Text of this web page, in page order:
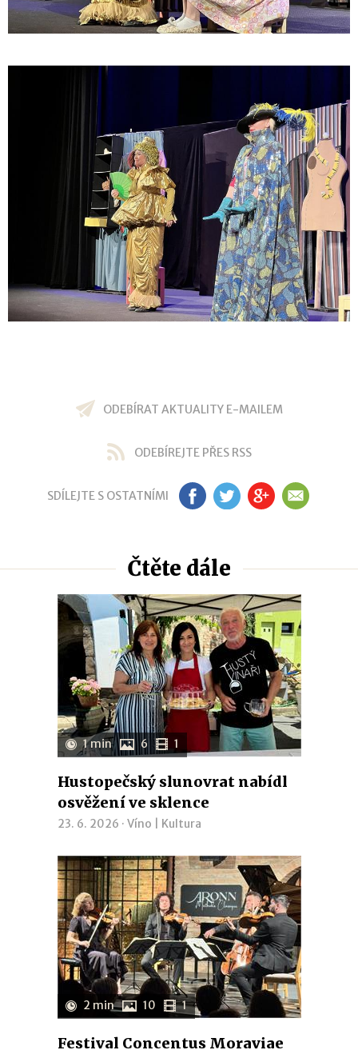
ODEBÍRAT AKTUALITY E-MAILEM
ODEBÍREJTE PŘES RSS
SDÍLEJTE S OSTATNÍMI FB TW GP EM
Čtěte dále
1 min 6 1
Hustopečský slunovrat nabídl
osvěžení ve sklence
23. 6. 2026 · Víno Kultura
2 min 10 1
Festival Concentus Moraviae